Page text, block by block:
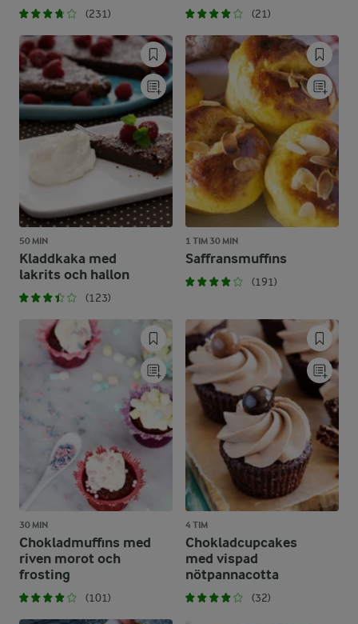
(231) (21)
50 MIN
Kladdkaka med
lakrits och hallon
(123)
1 TIM 30 MIN
Saffransmuffins
(191)
30 MIN
Chokladmuffins med
riven morot och
frosting
(101)
4 TIM
Chokladcupcakes
med vispad
nötpannacotta
(32)